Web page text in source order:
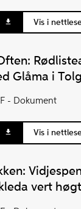
Vis i
Glåma i
- Dokument
Vis i
vert